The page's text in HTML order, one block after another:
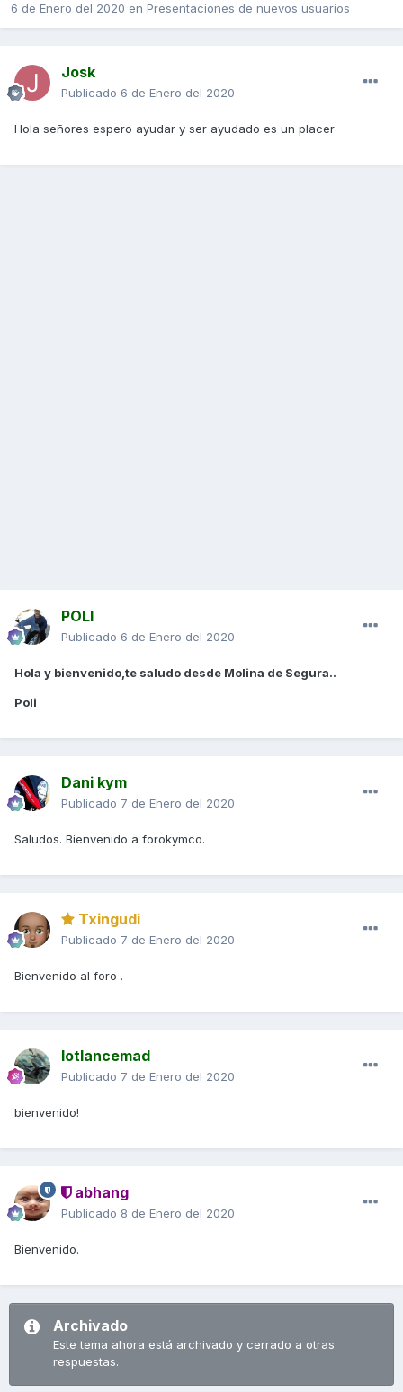
6 de Enero del 2020 en Presentaciones de nuevos usuarios
Josk
Publicado 6 de Enero del 2020
Hola señores espero ayudar y ser ayudado es un placer
POLI
Publicado 6 de Enero del 2020
Hola y bienvenido,te saludo desde Molina de Segura..
Poli
Dani kym
Publicado 7 de Enero del 2020
Saludos. Bienvenido a forokymco.
Txingudi
Publicado 7 de Enero del 2020
Bienvenido al foro .
lotlancemad
Publicado 7 de Enero del 2020
bienvenido!
abhang
Publicado 8 de Enero del 2020
Bienvenido.
Archivado
Este tema ahora está archivado y cerrado a otras
respuestas.